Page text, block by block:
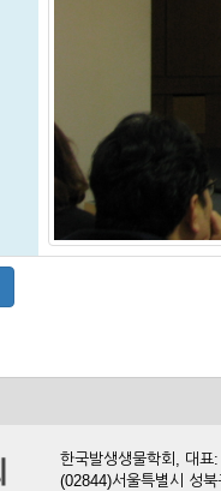
한국발생생물학회, 대
(02844)서울특별시 성